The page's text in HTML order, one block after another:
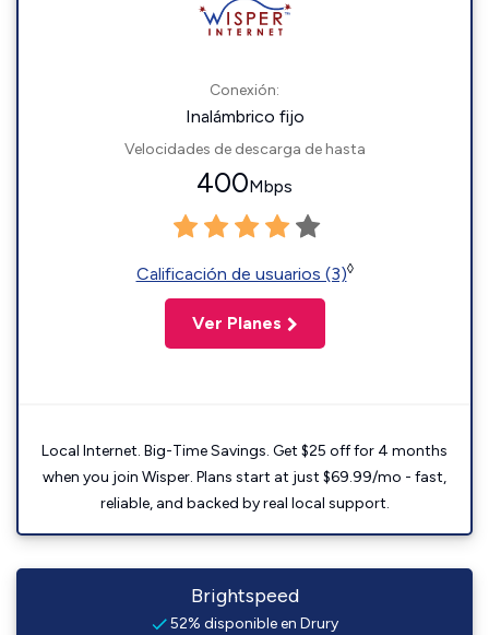
Conexión:
Inalámbrico fijo
Velocidades de descarga de hasta
400Mbps
Calificación de usuarios (3)◊
Ver Planes
Local Internet. Big-Time Savings. Get $25 off for 4 months
when you join Wisper. Plans start at just $69.99/mo - fast,
reliable, and backed by real local support.
Brightspeed
52% disponible en Drury